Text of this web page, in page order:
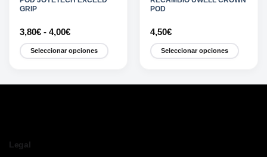
GRIP
3,80€ - 4,00€Rango
precios:
desde
Seleccionar opciones
se
POD
4,50€
Seleccionar opciones
Legal